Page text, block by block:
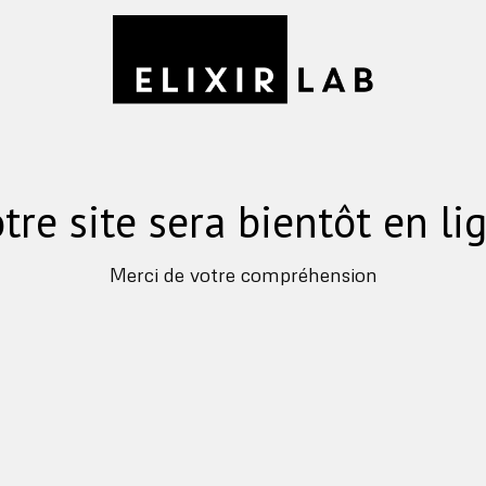
site sera bientôt en
Merci de votre compréhension